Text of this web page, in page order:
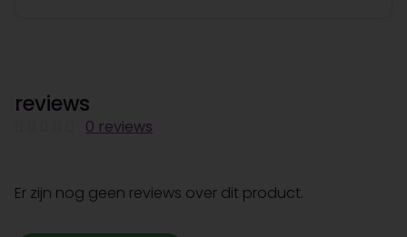
reviews
0 reviews
Er zijn nog geen reviews over dit product.